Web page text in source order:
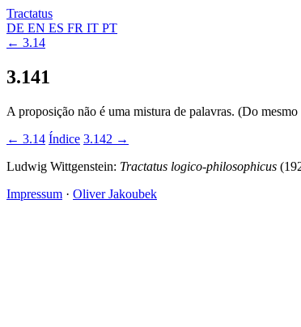
Tractatus
DE EN ES FR IT PT
← 3.14
3.141
A proposição não é uma mistura de palavras. (Do
← 3.14 Índice 3.142 →
Ludwig Wittgenstein: Tractatus logico-philosophicus
Impressum · Oliver Jakoubek